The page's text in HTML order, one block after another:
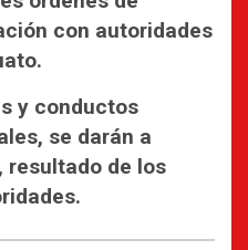
con autoridades
y conductos
se darán a
resultado de los